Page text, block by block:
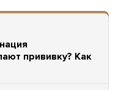
прививку? Как